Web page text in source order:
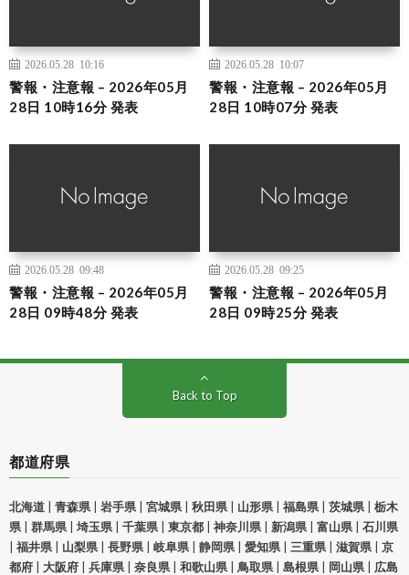
2026.05.28 10:16
警報・注意報 – 2026年05月
28日 10時16分 発表
2026.05.28 10:07
警報・注意報 – 2026年05月
28日 10時07分 発表
2026.05.28 09:48
警報・注意報 – 2026年05月
28日 09時48分 発表
2026.05.28 09:25
警報・注意報 – 2026年05月
28日 09時25分 発表
Back to Top
都道府県
北海道 青森県 岩手県 宮城県 秋田県 山形県 福島県 茨城県
栃木
県
群馬県 埼玉県 千葉県 東京都 神奈川県 新潟県 富山県
石川県
福井県 山梨県 長野県 岐阜県 静岡県 愛知県 三重県 滋賀県
京
都府
大阪府 兵庫県 奈良県 和歌山県 鳥取県 島根県 岡山県
広島